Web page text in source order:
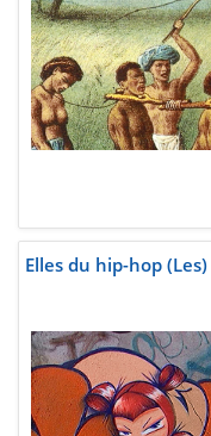
Elles du hip-hop (Les)